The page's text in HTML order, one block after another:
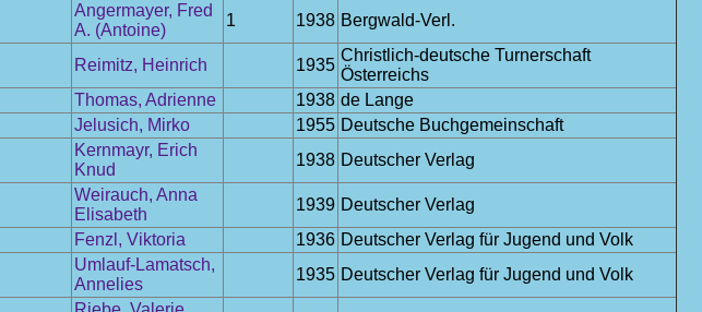
Angermayer, Fred
A. (Antoine)
1 1938 Bergwald-Verl.
Reimitz, Heinrich 1935
Christlich-deutsche Turnerschaft
Österreichs
Thomas, Adrienne 1938 de Lange
Jelusich, Mirko 1955 Deutsche Buchgemeinschaft
Kernmayr, Erich
Knud
1938 Deutscher Verlag
Weirauch, Anna
Elisabeth
1939 Deutscher Verlag
Fenzl, Viktoria 1936 Deutscher Verlag für Jugend und Volk
Umlauf-Lamatsch,
Annelies
1935 Deutscher Verlag für Jugend und Volk